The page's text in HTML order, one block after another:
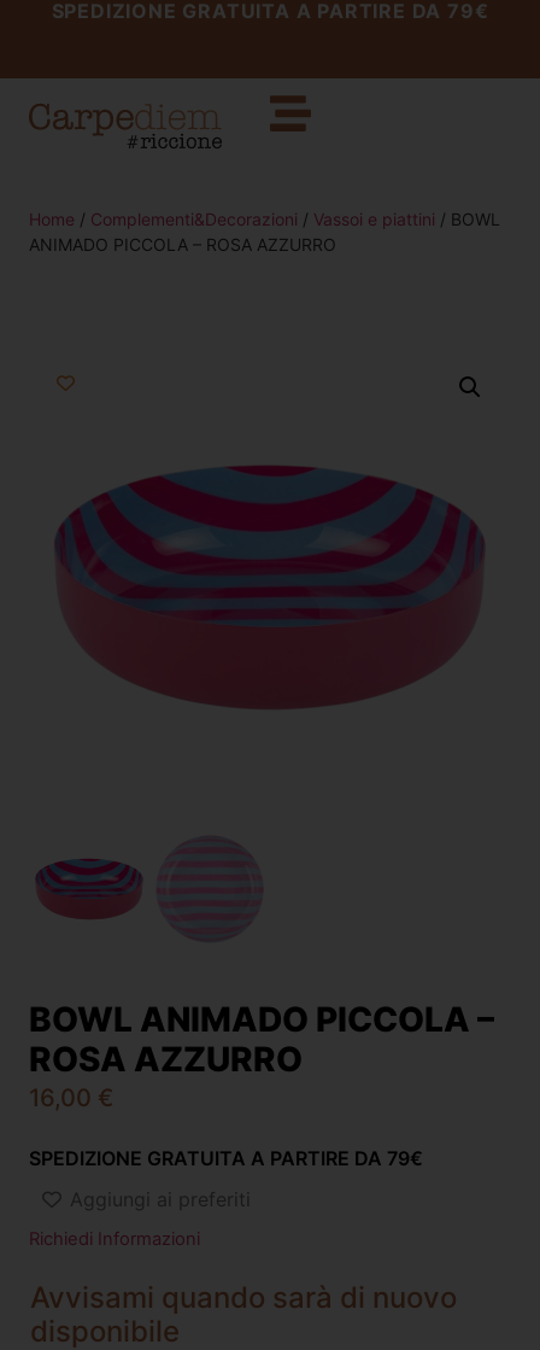
SPEDIZIONE GRATUITA A PARTIRE DA 79€
Home / Complementi&Decorazioni / Vassoi e piattini / BOWL
ANIMADO PICCOLA – ROSA AZZURRO
BOWL ANIMADO PICCOLA –
ROSA AZZURRO
16,00 €
SPEDIZIONE GRATUITA A PARTIRE DA 79€
Aggiungi ai preferiti
Richiedi Informazioni
Avvisami quando sarà di nuovo
disponibile